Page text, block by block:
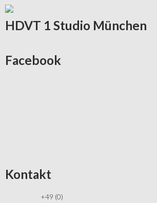
HDVT 1 Studio München
Facebook
Kontakt
+49 (0)